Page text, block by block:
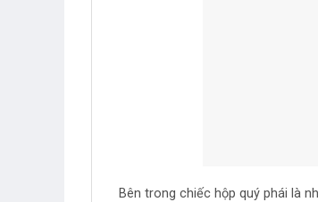
Bên trong chiếc hộp quý phái là